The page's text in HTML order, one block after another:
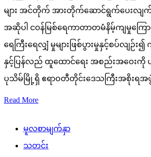
များ အင်တိုက် အားတိုက်ဆောင်ရွက်ပေ
အဆိုပါ ငဝန်မြစ်ရေကာတာတမံနိမ့်ကျမှုကြော
ရေကြီးရေလျှံ မှုများဖြစ်ပွားမှုနှင့်စပ်လျ
နှင့်ပြန်လည် ထူထောင်ရေး အစည်းအဝေးကို
ပုသိမ်မြို့ရှိ ဧရာဝတီတိုင်းဒေသကြီးအစိုးရအ
Read More
မူလစာမျက်နှာ
သတင်း